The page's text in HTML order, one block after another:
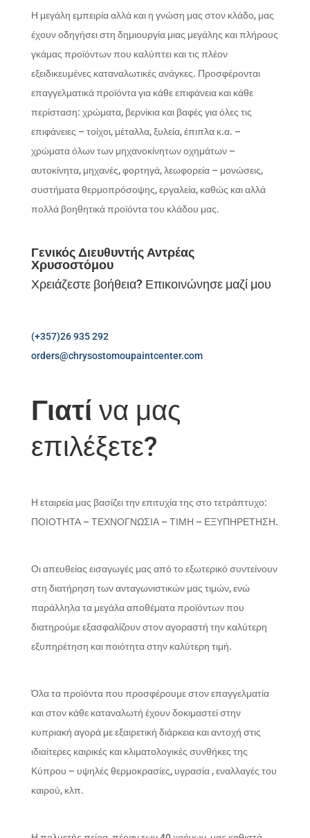
Η μεγάλη εμπειρία αλλά και η γνώση μας στον κλάδο, μας
έχουν οδηγήσει στη δημιουργία μιας μεγάλης και πλήρους
γκάμας προϊόντων που καλύπτει και τις πλέον
εξειδικευμένες καταναλωτικές ανάγκες. Προσφέρονται
επαγγελματικά προϊόντα για κάθε επιφάνεια και κάθε
περίσταση: χρώματα, βερνίκια και βαφές για όλες τις
επιφάνειες – τοίχοι, μέταλλα, ξυλεία, έπιπλα κ.α. –
χρώματα όλων των μηχανοκίνητων οχημάτων –
αυτοκίνητα, μηχανές, φορτηγά, λεωφορεία – μονώσεις,
συστήματα θερμοπρόσοψης, εργαλεία, καθώς και αλλά
πολλά βοηθητικά προϊόντα του κλάδου μας.
Γενικός Διευθυντής Αντρέας
Χρυσοστόμου
Χρειάζεστε βοήθεια? Επικοινώνησε μαζί μου
(+357)26 935 292
orders@chrysostomoupaintcenter.com
Γιατί να μας
επιλέξετε?
Η εταιρεία μας βασίζει την επιτυχία της στο τετράπτυχο:
ΠΟΙΟΤΗΤΑ – ΤΕΧΝΟΓΝΩΣΙΑ – ΤΙΜΗ – ΕΞΥΠΗΡΕΤΗΣΗ.
Οι απευθείας εισαγωγές μας από το εξωτερικό συντείνουν
στη διατήρηση των ανταγωνιστικών μας τιμών, ενώ
παράλληλα τα μεγάλα αποθέματα προϊόντων που
διατηρούμε εξασφαλίζουν στον αγοραστή την καλύτερη
εξυπηρέτηση και ποιότητα στην καλύτερη τιμή.
Όλα τα προϊόντα που προσφέρουμε στον επαγγελματία
και στον κάθε καταναλωτή έχουν δοκιμαστεί στην
κυπριακή αγορά με εξαιρετική διάρκεια και αντοχή στις
ιδιαίτερες καιρικές και κλιματολογικές συνθήκες της
Κύπρου – υψηλές θερμοκρασίες, υγρασία , εναλλαγές του
καιρού, κλπ.